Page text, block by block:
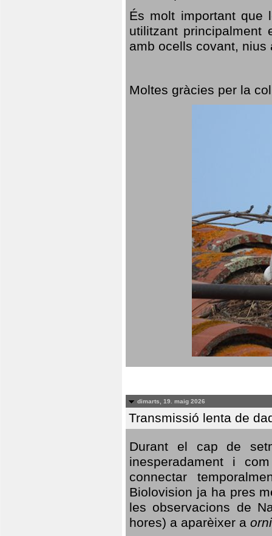
És molt important que
utilitzant
amb ocells covant,
Moltes gràcies per la
dimarts, 19. maig 2026
Transmissió lenta de
Durant el cap de
inesperadament i
connectar
Biolovision ja ha pres
les observacions de
hores) a aparèixer a